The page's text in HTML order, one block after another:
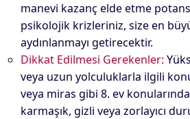
manevi kazanç elde etme
psikolojik krizleriniz, size en
aydınlanmayı getirecektir.
Dikkat Edilmesi Gerekenler:
veya uzun yolculuklarla ilgili
veya miras gibi 8. ev
karmaşık, gizli veya zorlayıcı